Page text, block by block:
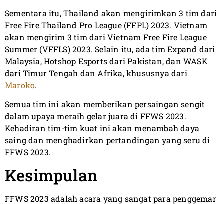
Sementara itu, Thailand akan mengirimkan 3 tim dari
Free Fire Thailand Pro League (FFPL) 2023. Vietnam
akan mengirim 3 tim dari Vietnam Free Fire League
Summer (VFFLS) 2023. Selain itu, ada tim Expand dari
Malaysia, Hotshop Esports dari Pakistan, dan WASK
dari Timur Tengah dan Afrika, khususnya dari
Maroko.
Semua tim ini akan memberikan persaingan sengit
dalam upaya meraih gelar juara di FFWS 2023.
Kehadiran tim-tim kuat ini akan menambah daya
saing dan menghadirkan pertandingan yang seru di
FFWS 2023.
Kesimpulan
FFWS 2023 adalah acara yang sangat para penggemar